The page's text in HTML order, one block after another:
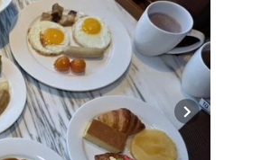
Next slide